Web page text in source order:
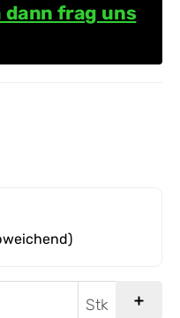
dann frag uns
Stk